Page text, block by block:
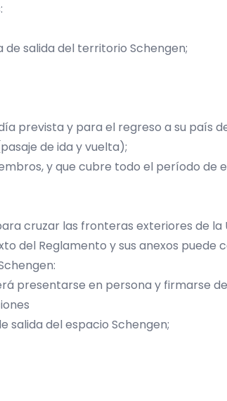
salida del territorio Schengen;
prevista y para el regreso a su país
de ida y vuelta);
y que cubre todo el período de
cruzar las fronteras exteriores de la
del Reglamento y sus anexos puede
presentarse en persona y firmarse
salida del espacio Schengen;